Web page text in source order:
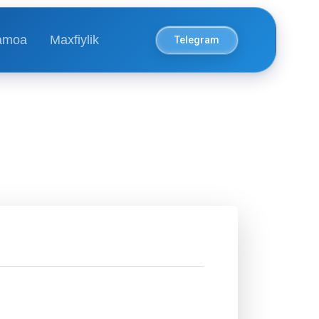
Maxfiylik Telegram